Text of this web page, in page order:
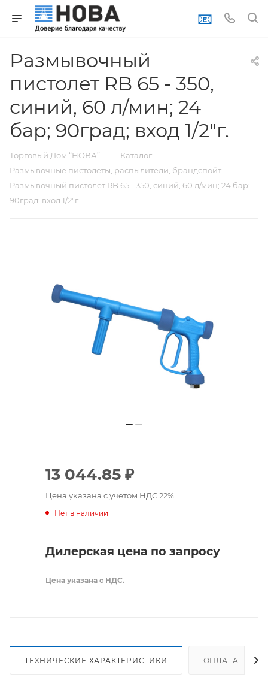
📧
Размывочный
пистолет RB 65 - 350,
синий, 60 л/мин; 24
бар; 90град; вход 1/2"г.
Торговый Дом “НОВА” — Каталог —
Размывочные пистолеты, распылители, брандспойт —
Размывочный пистолет RB 65 - 350, синий, 60 л/мин; 24 бар;
90град; вход 1/2"г.
13 044.85₽
Цена указана с учетом НДС 22%
Нет в наличии
Дилерская цена по запросу
Цена указана с НДС.
ТЕХНИЧЕСКИЕ ХАРАКТЕРИСТИКИ ОПЛАТА